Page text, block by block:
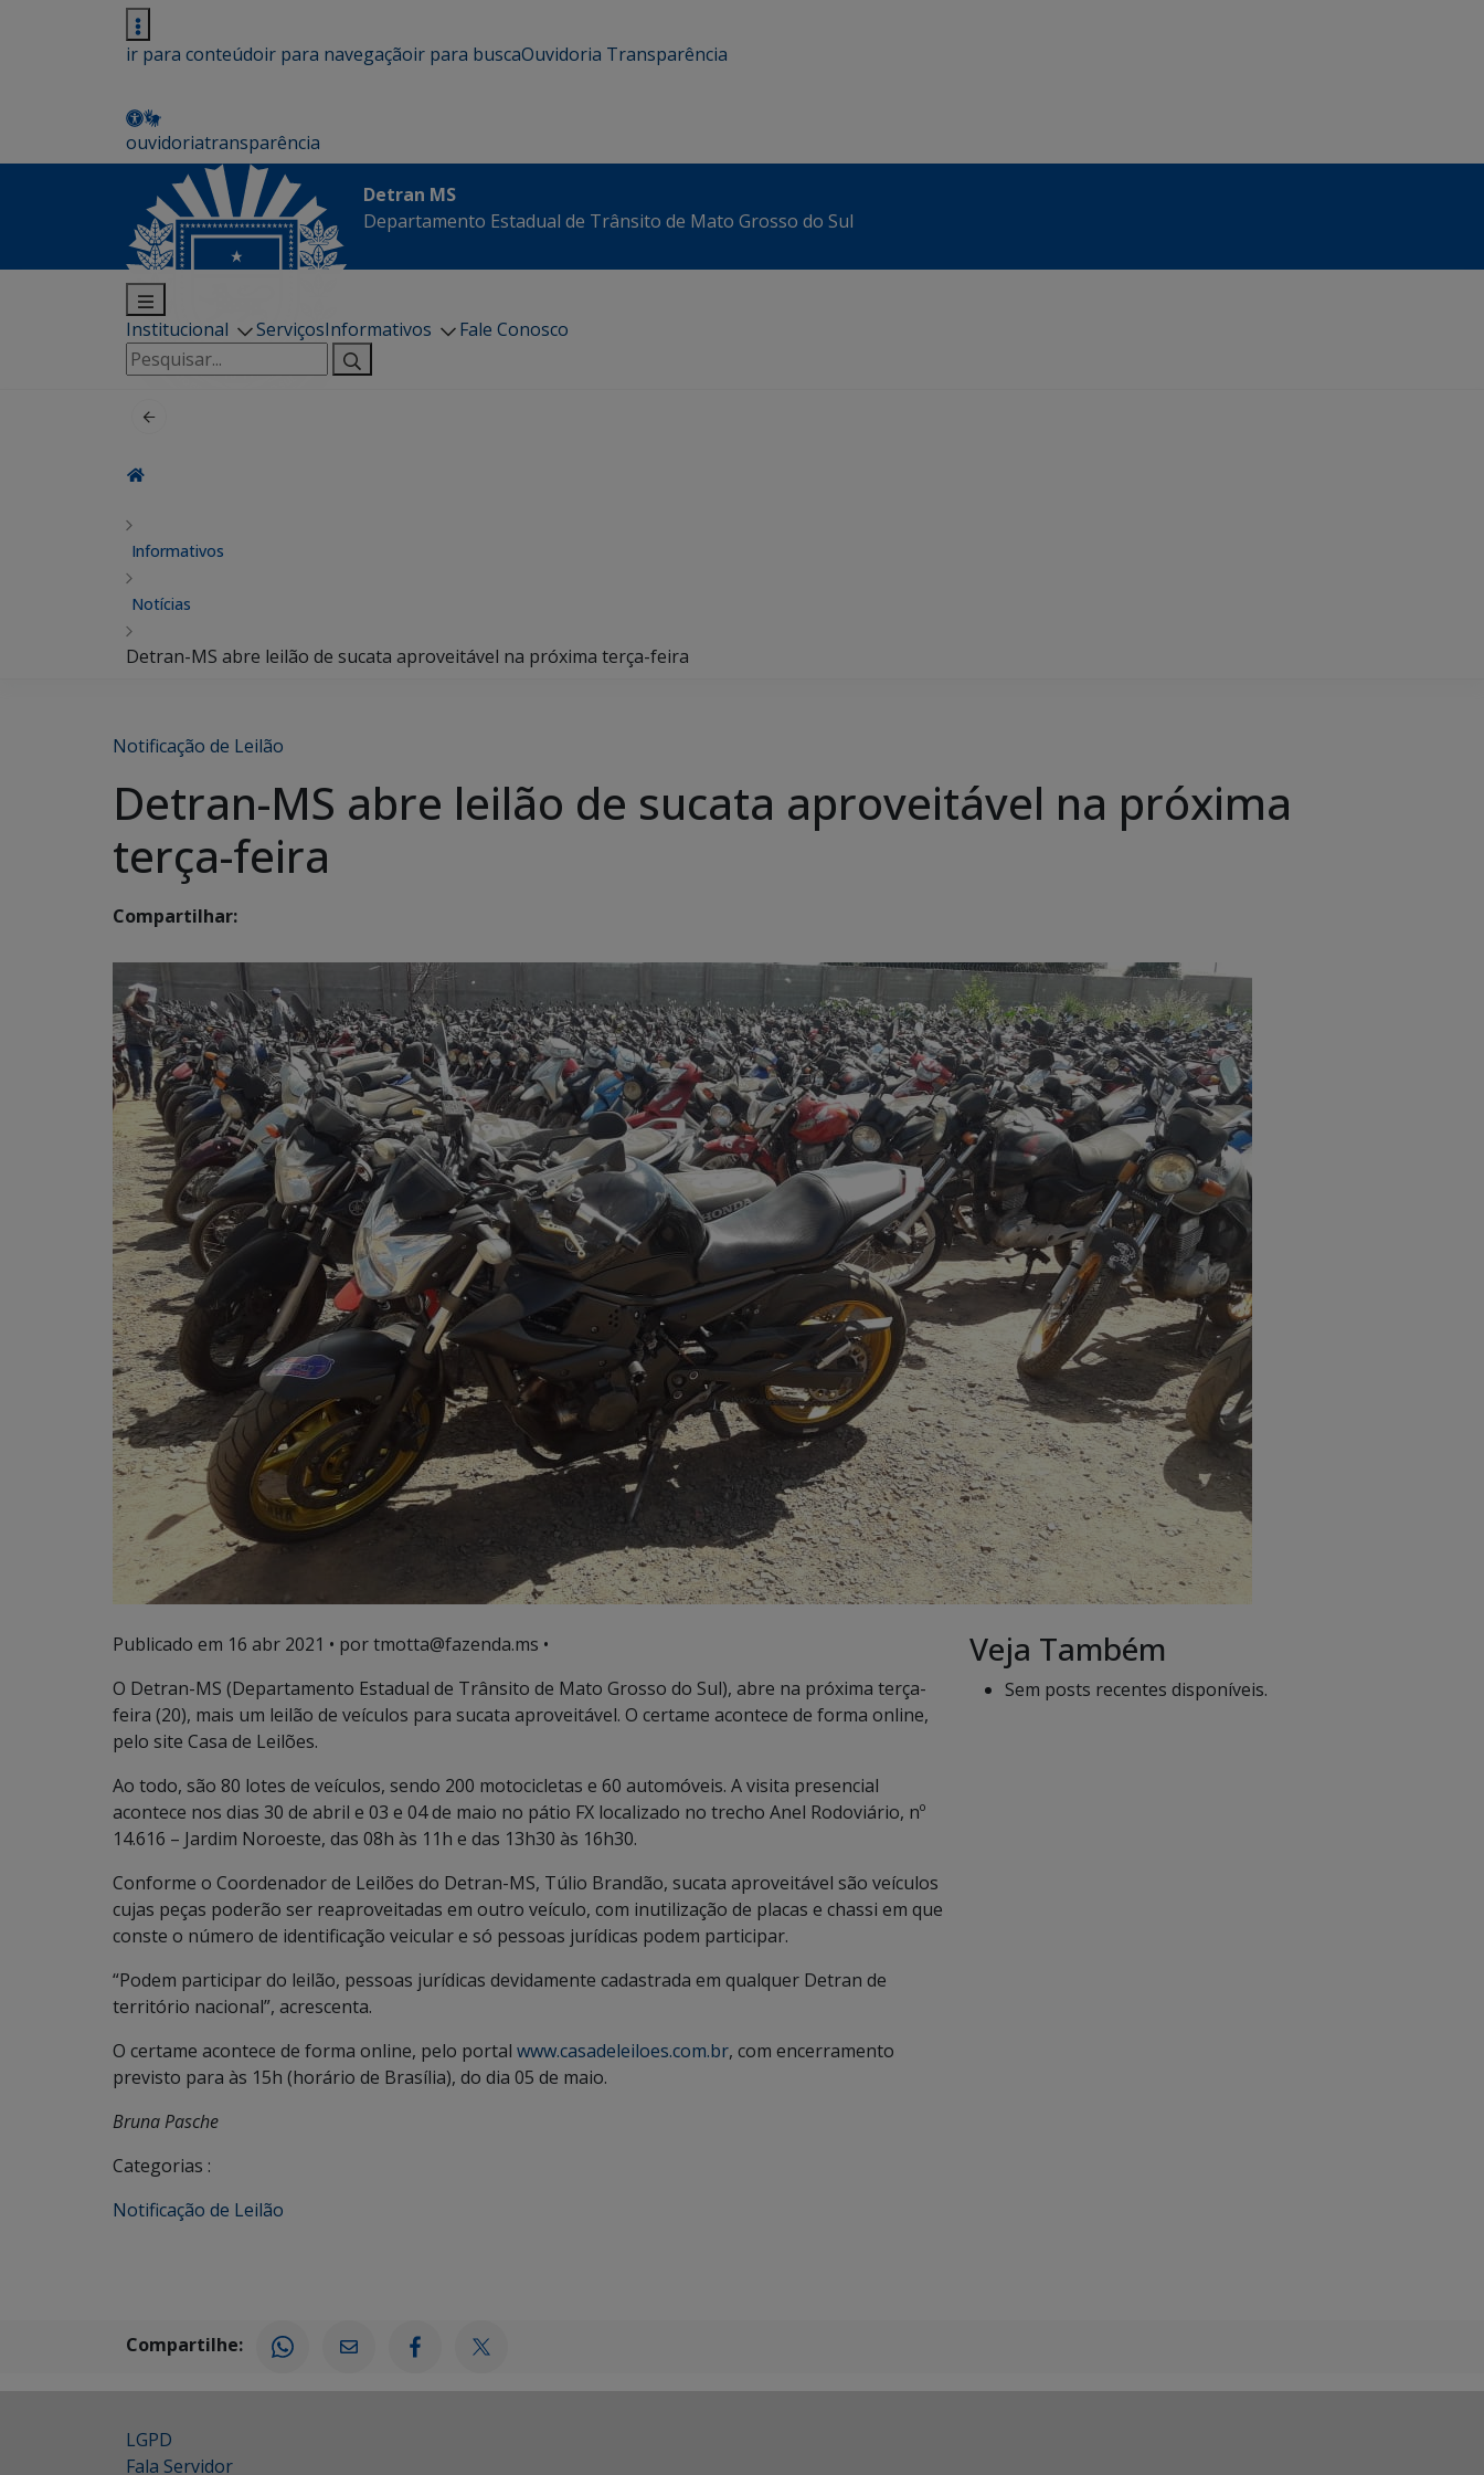
ir para conteúdoir para navegaçãoir para buscaOuvidoria Transparência
ouvidoriatransparência
Detran MS
Departamento Estadual de Trânsito de Mato Grosso do Sul
Institucional ServiçosInformativos
Fale Conosco
Pesquisar
por:
Informativos
Notícias
Detran-MS abre leilão de sucata aproveitável na próxima terça-feira
Notificação de Leilão
Detran-MS abre leilão de sucata aproveitável na próxima
terça-feira
Compartilhar:
Publicado em 16 abr 2021 • por tmotta@fazenda.ms •
O Detran-MS (Departamento Estadual de Trânsito de Mato Grosso do Sul), abre na próxima terça-
feira (20), mais um leilão de veículos para sucata aproveitável. O certame acontece de forma online,
pelo site Casa de Leilões.
Ao todo, são 80 lotes de veículos, sendo 200 motocicletas e 60 automóveis. A visita presencial
acontece nos dias 30 de abril e 03 e 04 de maio no pátio FX localizado no trecho Anel Rodoviário, nº
14.616 – Jardim Noroeste, das 08h às 11h e das 13h30 às 16h30.
Conforme o Coordenador de Leilões do Detran-MS, Túlio Brandão, sucata aproveitável são veículos
cujas peças poderão ser reaproveitadas em outro veículo, com inutilização de placas e chassi em que
conste o número de identificação veicular e só pessoas jurídicas podem participar.
“Podem participar do leilão, pessoas jurídicas devidamente cadastrada em qualquer Detran de
território nacional”, acrescenta.
O certame acontece de forma online, pelo portal www.casadeleiloes.com.br, com encerramento
previsto para às 15h (horário de Brasília), do dia 05 de maio.
Bruna Pasche
Categorias :
Notificação de Leilão
Veja Também
Sem posts recentes disponíveis.
Compartilhe:
LGPD
Fala Servidor